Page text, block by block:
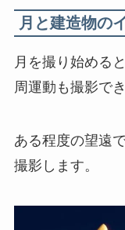
月と建造物の
月を撮り始める
周運動も撮影で
ある程度の望遠
撮影します。